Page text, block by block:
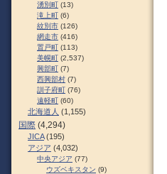
湧別町 (13)
滝上町 (6)
紋別市 (126)
網走市 (416)
置戸町 (113)
美幌町 (2,537)
興部町 (7)
西興部村 (7)
訓子府町 (76)
遠軽町 (60)
北海道人 (1,155)
国際 (4,294)
JICA(195)
アジア (4,032)
中央アジア (77)
ウズベキスタン (9)